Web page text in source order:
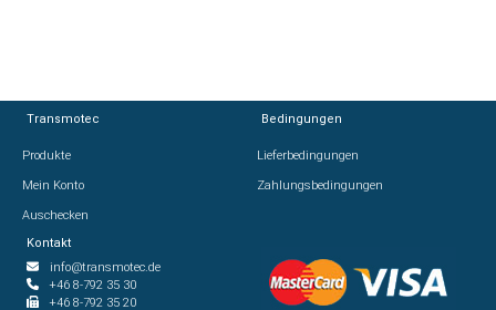
Transmotec
Produkte
Mein Konto
Auschecken
Bedingungen
Lieferbedingungen
Zahlungsbedingungen
Kontakt
info@transmotec.de
+46 8-792 35 30
+46 8-792 35 20